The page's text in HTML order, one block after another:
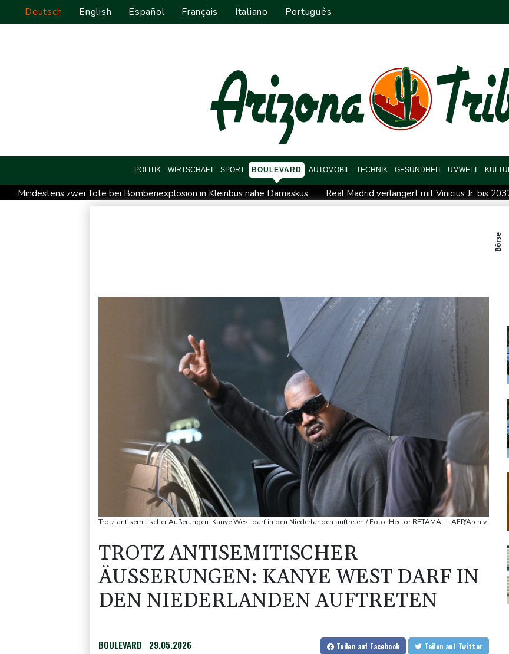
Deutsch English Español Français Italiano Português
POLITIK WIRTSCHAFT SPORT BOULEVARD AUTOMOBIL TECHNIK GESUNDHEIT UMWELT
Mindestens zwei Tote bei Bombenexplosion in Kleinbus nahe Damaskus
Real Madrid verlängert mit Vinicius Jr. bis
42,2 Grad: Allzeit-Hitzerekord in der
Tour de France Femmes: Börse
Trotz antisemitischer Äußerungen: Kanye West darf in den Niederlanden auftreten / Foto: Hector RETAMAL - AFP/Archiv
TROTZ ANTISEMITISCHER
ÄUSSERUNGEN: KANYE WEST DARF IN D
EN NIEDERLANDEN AUFTRETEN
BOULEVARD 29.05.2026 Teilen auf Facebook Teilen auf Twitter